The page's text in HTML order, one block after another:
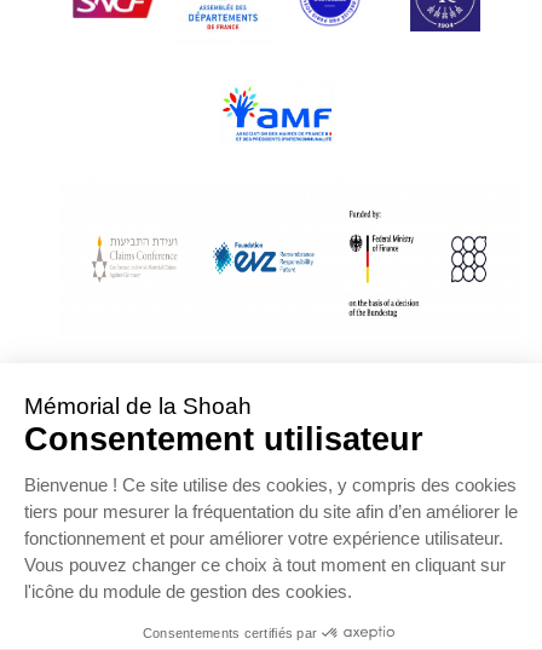
With Assistance from the Conference on Jewish Material Claims Against
Sponsored by the Foundation « Remembrance, Responsibility and Future »
Supported by the German Federal Ministry of Finance
OFFRE D’EMPLOI NOS PARTENAIRES
ESPACE PRESSE
MENTIONS LÉGALES
DONNÉES PERSONNELLES
COOKIES